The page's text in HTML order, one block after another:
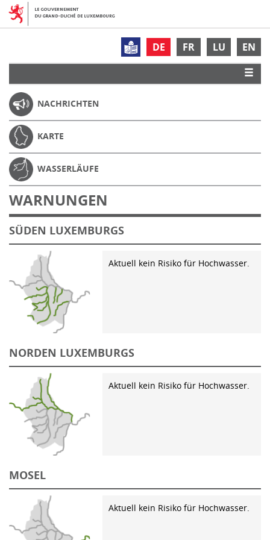
DE FR LU EN
NACHRICHTEN
KARTE
WASSERLÄUFE
WARNUNGEN
SÜDEN LUXEMBURGS
Aktuell kein Risiko für Hochwasser.
NORDEN LUXEMBURGS
Aktuell kein Risiko für Hochwasser.
MOSEL
Aktuell kein Risiko für Hochwasser.